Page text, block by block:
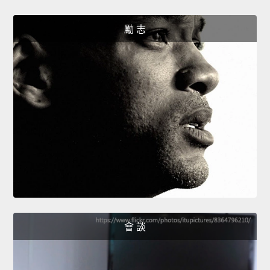
勵 志
會 談